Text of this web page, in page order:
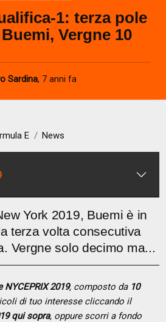
1: terza pole
Vergne 10
Sardina, 7 anni fa
E News
York 2019, Buemi è in
terza volta consecutiva
Vergne solo decimo ma...
NYCEPRIX 2019, composto da 10
di tuo interesse cliccando il
qui sopra, oppure scorri a fondo